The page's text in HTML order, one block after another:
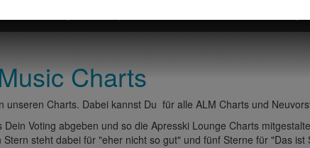
Charts
unseren Charts. Dabei kannst Du für alle ALM Charts und
Voting abgeben und so die Apresski Lounge Charts
steht dabei für "eher nicht so gut" und fünf Sterne für "Das ist